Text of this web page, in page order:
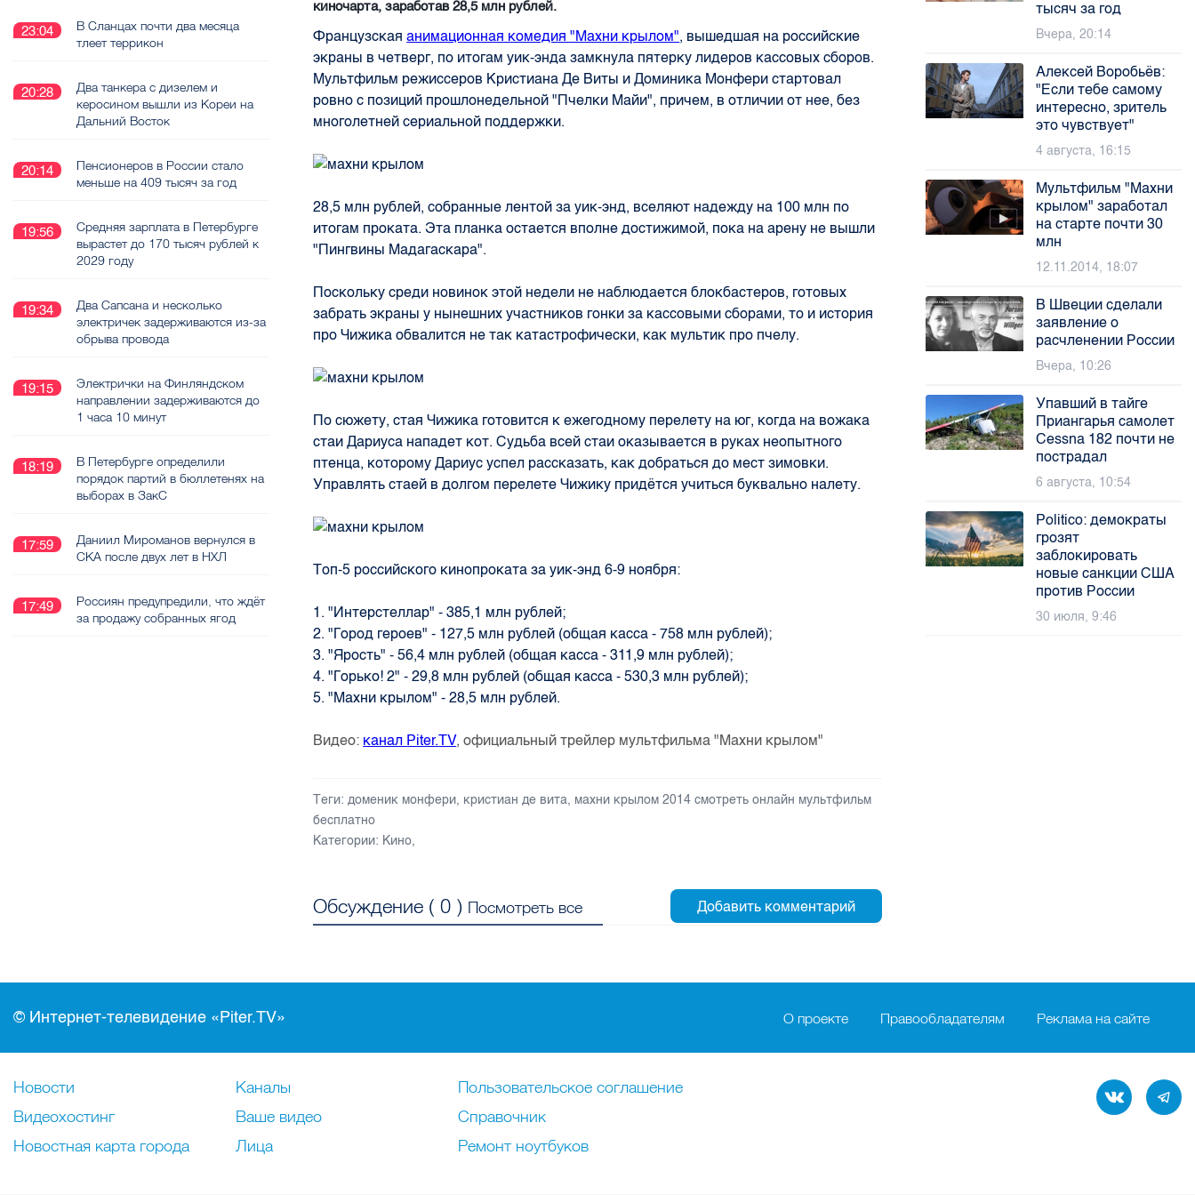
киночарта, заработав 28,5 млн рублей.
Французскаяанимационная комедия "Махни крылом", вышедшая на российские
экраны в четверг, по итогам уик-энда замкнула пятерку лидеров кассовых сборов.
Мультфильм режиссеров Кристиана Де Виты и Доминика Монфери стартовал
ровно с позиций прошлонедельной "Пчелки Майи", причем, в отличии от нее, без
многолетней сериальной поддержки.
28,5 млн рублей, собранные лентой за уик-энд, вселяют надежду на 100 млн по
итогам проката. Эта планка остается вполне достижимой, пока на арену не вышли
"Пингвины Мадагаскара".
Поскольку среди новинок этой недели не наблюдается блокбастеров, готовых
забрать экраны у нынешних участников гонки за кассовыми сборами, то и история
про Чижика обвалится не так катастрофически, как мультик про пчелу.
По сюжету, стая Чижика готовится к ежегодному перелету на юг, когда на вожака
стаи Дариуса нападет кот. Судьба всей стаи оказывается в руках неопытного
птенца, которому Дариус успел рассказать, как добраться до мест зимовки.
Управлять стаей в долгом перелете Чижику придётся учиться буквально налету.
Топ-5 российского кинопроката за уик-энд 6-9 ноября:
1. "Интерстеллар" - 385,1 млн рублей;
2. "Город героев" - 127,5 млн рублей (общая касса - 758 млн рублей);
3. "Ярость" - 56,4 млн рублей (общая касса - 311,9 млн рублей);
4. "Горько! 2" - 29,8 млн рублей (общая касса - 530,3 млн рублей);
5. "Махни крылом" - 28,5 млн рублей.
Видео: канал Piter.TV, официальный трейлер мультфильма "Махни крылом"
Теги: доменик монфери, кристиан де вита, махни крылом 2014 смотреть онлайн мультфильм
бесплатно
Категории: Кино,
Обсуждение (0 ) Посмотреть все
23:04
В Сланцах почти два месяца
тлеет террикон
20:28
Два танкера с дизелем и
керосином вышли из Кореи на
Дальний Восток
20:14
Пенсионеров в России стало
меньше на 409 тысяч за год
19:56
Средняя зарплата в Петербурге
вырастет до 170 тысяч рублей к
2029 году
19:34
Два Сапсана и несколько
электричек задерживаются из-за
обрыва провода
19:15
Электрички на Финляндском
направлении задерживаются до
1 часа 10 минут
18:19
В Петербурге определили
порядок партий в бюллетенях на
выборах в ЗакС
17:59
Даниил Мироманов вернулся в
СКА после двух лет в НХЛ
17:49
Россиян предупредили, что ждёт
за продажу собранных ягод
тысяч за год
Вчера, 20:14
Алексей Воробьёв:
"Если тебе самому
интересно, зритель
это чувствует"
4 августа, 16:15
Мультфильм "Махни
крылом" заработал
на старте почти 30
млн
12.11.2014, 18:07
В Швеции сделали
заявление о
расчленении России
Вчера, 10:26
Упавший в тайге
Приангарья самолет
Cessna 182 почти не
пострадал
6 августа, 10:54
Politico: демократы
грозят
заблокировать
новые санкции США
против России
30 июля, 9:46
© Интернет-телевидение «Piter.TV» О проекте Правообладателям Реклама на сайте
Новости
Видеохостинг
Новостная карта города
Каналы
Ваше видео
Лица
Пользовательское соглашение
Справочник
Ремонт нoутбуков